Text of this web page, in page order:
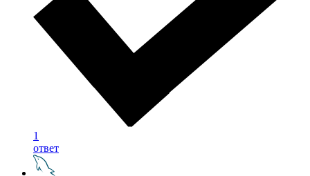
1
ответ